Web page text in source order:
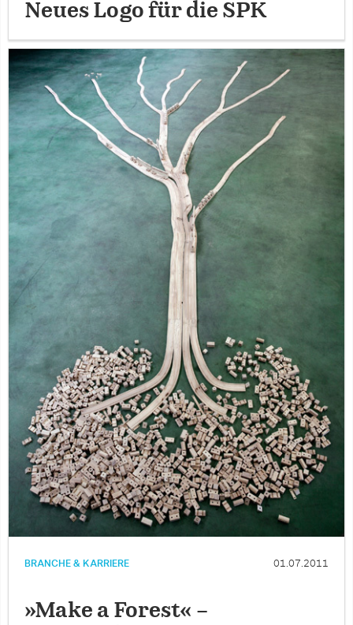
Neues Logo für die SPK
BRANCHE & KARRIERE 01.07.2011
»Make a Forest« –